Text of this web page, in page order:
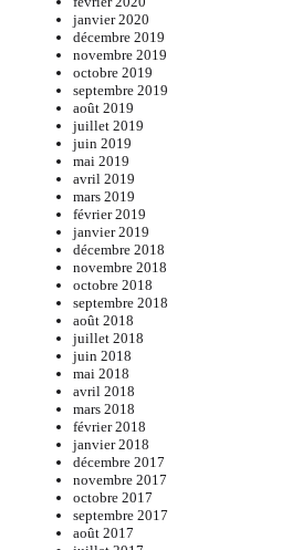
janvier 2020
décembre 2019
novembre 2019
octobre 2019
septembre 2019
août 2019
juillet 2019
juin 2019
mai 2019
avril 2019
mars 2019
février 2019
janvier 2019
décembre 2018
novembre 2018
octobre 2018
septembre 2018
août 2018
juillet 2018
juin 2018
mai 2018
avril 2018
mars 2018
février 2018
janvier 2018
décembre 2017
novembre 2017
octobre 2017
septembre 2017
août 2017